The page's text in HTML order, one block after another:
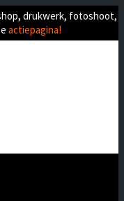
drukwerk, fotoshoot,
actiepagina!